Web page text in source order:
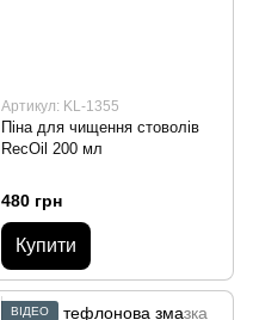
Артикул: KL-1355
Піна для чищення стоволів
RecOil 200 мл
480 грн
Купити
ВІДЕО